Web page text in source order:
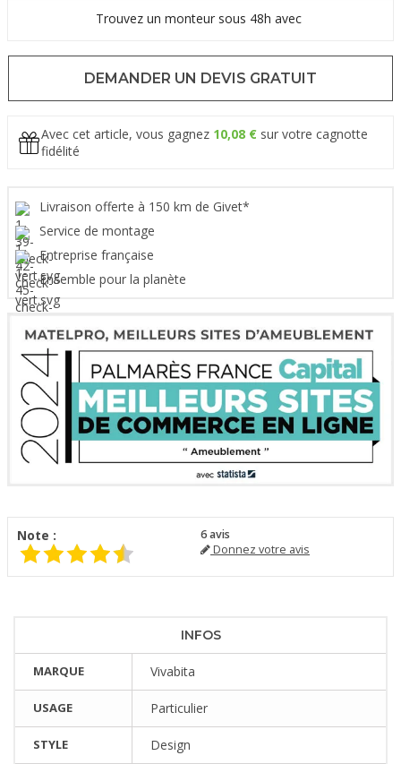
Trouvez un monteur sous 48h avec
DEMANDER UN DEVIS GRATUIT
Avec cet article, vous gagnez 10,08 € sur votre cagnotte
fidélité
Livraison offerte à 150 km de Givet*
Service de montage
Entreprise française
Ensemble pour la planète
Note : 6avis
Donnez votre avis
INFOS
MARQUE Vivabita
USAGE Particulier
STYLE Design